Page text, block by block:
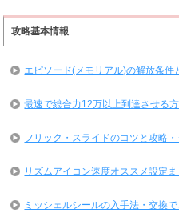
攻略基本情報
エピソード(メモリアル)の解放条
最速で総合力12万以上到達させる
フリック・スライドのコツと攻略
リズムアイコン速度オススメ設定
ミッシェルシールの入手法・交換